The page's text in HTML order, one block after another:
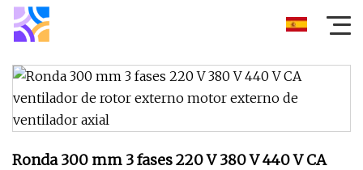
Ronda 300 mm 3 fases 220 V 380 V 440 V CA